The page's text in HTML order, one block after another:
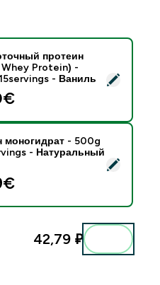
(Impact Whey
протеин
Protein) -
- Ваниль
- 500g - 147servings -
моногидрат - 500g
- Натуральный
42,79 ₽‎